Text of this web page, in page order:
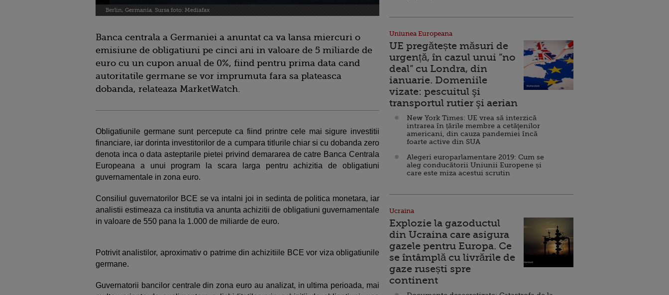
Berlin, Germania. Sursa foto: Mediafax
Banca centrala a Germaniei a anuntat ca va lansa miercuri o
emisiune de obligatiuni pe cinci ani in valoare de 5 miliarde de
euro cu un cupon anual de 0%, fiind pentru prima data cand
autoritatile germane se vor imprumuta fara sa plateasca
dobanda, relateaza MarketWatch.
Obligatiunile germane sunt percepute ca fiind printre cele mai sigure investitii
financiare, iar dorinta investitorilor de a cumpara titlurile chiar si cu dobanda zero
denota inca o data asteptarile pietei privind demararea de catre Banca Centrala
Europeana a unui program la scara larga pentru achizitia de obligatiuni
guvernamentale in zona euro.
Consiliul guvernatorilor BCE se va intalni joi in sedinta de politica monetara, iar
analistii estimeaza ca institutia va anunta achizitii de obligatiuni guvernamentale
in valoare de 550 pana la 1.000 de miliarde de euro.
Potrivit analistilor, aproximativ o patrime din achizitiile BCE vor viza obligatiunile
germane.
Guvernatorii bancilor centrale din zona euro au analizat, in ultima perioada, mai
Uniunea Europeana
UE pregătește măsuri de
urgență, în cazul unui ”no
deal” cu Londra, din
ianuarie. Domeniile
vizate: pescuitul şi
transportul rutier şi aerian
New York Times: UE vrea să interzică
intrarea în țările membre a cetăţenilor
americani, din cauza pandemiei încă
foarte active din SUA
Alegeri europarlamentare 2019: Cum se
aleg conducătorii Uniunii Europene și
care este miza acestui scrutin
Ucraina
Explozie la gazoductul
din Ucraina care asigura
gazele pentru Europa. Ce
se întâmplă cu livrările de
gaze rusești spre
continent